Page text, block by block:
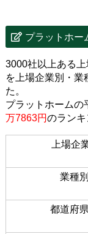
プラットホー
3000社以上ある
を上場企業別・業
た。
プラットホームの
万7863円のランキ
上場企
業種
都道府